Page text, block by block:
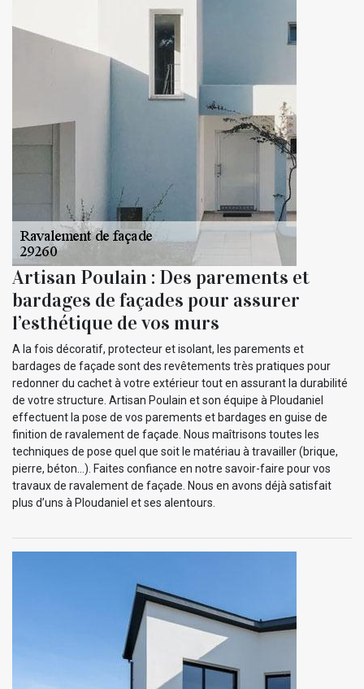
Artisan Poulain : Des parements et
bardages de façades pour assurer
l’esthétique de vos murs
A la fois décoratif, protecteur et isolant, les parements et
bardages de façade sont des revêtements très pratiques pour
redonner du cachet à votre extérieur tout en assurant la durabilité
de votre structure. Artisan Poulain et son équipe à Ploudaniel
effectuent la pose de vos parements et bardages en guise de
finition de ravalement de façade. Nous maîtrisons toutes les
techniques de pose quel que soit le matériau à travailler (brique,
pierre, béton…). Faites confiance en notre savoir-faire pour vos
travaux de ravalement de façade. Nous en avons déjà satisfait
plus d’uns à Ploudaniel et ses alentours.